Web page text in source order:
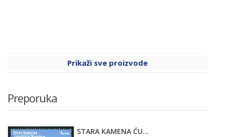
Prikaži sve proizvode
Preporuka
STARA KAMENA ĆU...